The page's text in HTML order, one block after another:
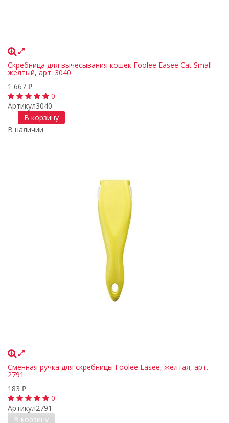
Скребница для вычесывания кошек Foolee Easee Cat Small
желтый, арт. 3040
1 667 ₽
0
Артикул3040
В корзину
В наличии
Сменная ручка для скребницы Foolee Easee, желтая, арт.
2791
183 ₽
0
Артикул2791
В корзину